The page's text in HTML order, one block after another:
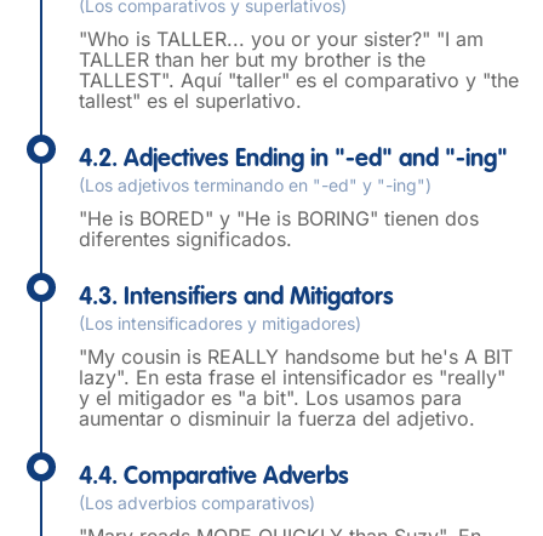
(Los comparativos y superlativos)
"Who is TALLER... you or your sister?" "I am
TALLER than her but my brother is the
TALLEST". Aquí "taller" es el comparativo y "the
tallest" es el superlativo.
4.2. Adjectives Ending in "-ed" and "-ing"
(Los adjetivos terminando en "-ed" y "-ing")
"He is BORED" y "He is BORING" tienen dos
diferentes significados.
4.3. Intensifiers and Mitigators
(Los intensificadores y mitigadores)
"My cousin is REALLY handsome but he's A BIT
lazy". En esta frase el intensificador es "really"
y el mitigador es "a bit". Los usamos para
aumentar o disminuir la fuerza del adjetivo.
4.4. Comparative Adverbs
(Los adverbios comparativos)